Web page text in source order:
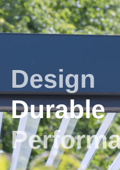
Design
Durable